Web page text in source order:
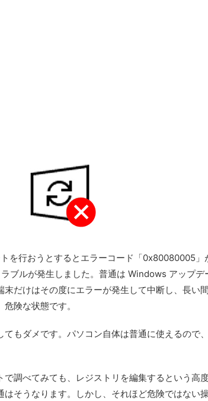
を行おうとするとエラーコード「0x80080005」
ブルが発生しました。普通は Windows アップデ
だけはその度にエラーが発生して中断し、長い
険な状態です。
もダメです。パソコン自体は普通に使えるので
調べてみても、レジストリを編集するという高
そうなります。しかし、それほど危険ではない